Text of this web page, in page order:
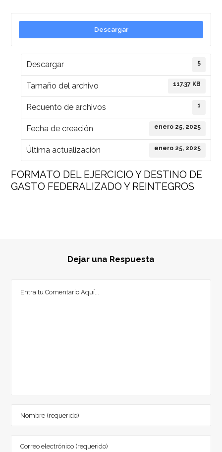
Descargar
Descargar 5
Tamaño del archivo 117.37 KB
Recuento de archivos 1
Fecha de creación enero 25, 2025
Última actualización enero 25, 2025
FORMATO DEL EJERCICIO Y DESTINO DE
GASTO FEDERALIZADO Y REINTEGROS
Dejar una Respuesta